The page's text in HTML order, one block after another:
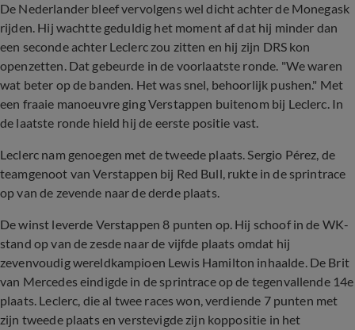
De Nederlander bleef vervolgens wel dicht achter de Monegask
rijden. Hij wachtte geduldig het moment af dat hij minder dan
een seconde achter Leclerc zou zitten en hij zijn DRS kon
openzetten. Dat gebeurde in de voorlaatste ronde. "We waren
wat beter op de banden. Het was snel, behoorlijk pushen." Met
een fraaie manoeuvre ging Verstappen buitenom bij Leclerc. In
de laatste ronde hield hij de eerste positie vast.
Leclerc nam genoegen met de tweede plaats. Sergio Pérez, de
teamgenoot van Verstappen bij Red Bull, rukte in de sprintrace
op van de zevende naar de derde plaats.
De winst leverde Verstappen 8 punten op. Hij schoof in de WK-
stand op van de zesde naar de vijfde plaats omdat hij
zevenvoudig wereldkampioen Lewis Hamilton inhaalde. De Brit
van Mercedes eindigde in de sprintrace op de tegenvallende 14e
plaats. Leclerc, die al twee races won, verdiende 7 punten met
zijn tweede plaats en verstevigde zijn koppositie in het